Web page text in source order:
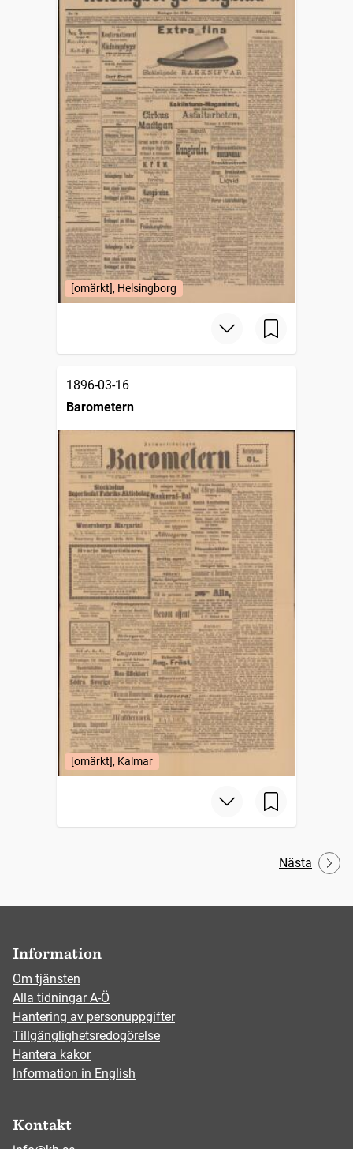
[omärkt], Helsingborg
1896-03-16
Barometern
[omärkt], Kalmar
Nästa
Information
Om tjänsten
Alla tidningar A-Ö
Hantering av personuppgifter
Tillgänglighetsredogörelse
Hantera kakor
Information in English
Kontakt